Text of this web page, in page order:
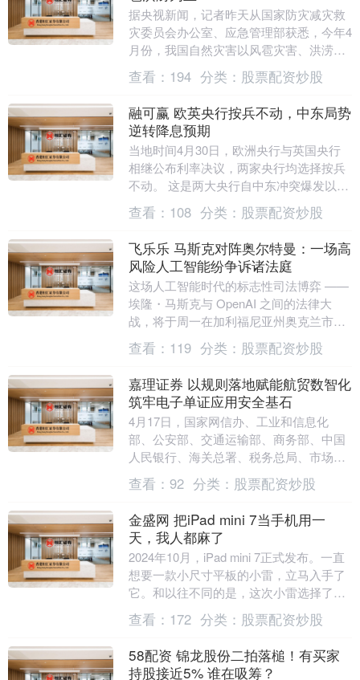
据央视新闻，记者昨天从国家防灾减灾救
灾委员会办公室、应急管理部获悉，今年4
月份，我国自然灾害以风雹灾害、洪涝灾
害为主，各种自然灾害共造成全国305.35
万人次不....
查看： 194 分类： 股票配资炒股
融可赢 欧英央行按兵不动，中东局势
逆转降息预期
当地时间4月30日，欧洲央行与英国央行
相继公布利率决议，两家央行均选择按兵
不动。 这是两大央行自中东冲突爆发以来
第二次按兵不动。在能源价格持续高企、
经济增长压力....
查看： 108 分类： 股票配资炒股
飞乐乐 马斯克对阵奥尔特曼：一场高
风险人工智能纷争诉诸法庭
这场人工智能时代的标志性司法博弈 ——
埃隆・马斯克与 OpenAI 之间的法律大
战，将于周一在加利福尼亚州奥克兰市法
院正式开庭审理。 但尽管外界大多聚焦于
O....
查看： 119 分类： 股票配资炒股
嘉理证券 以规则落地赋能航贸数智化
筑牢电子单证应用安全基石
4月17日，国家网信办、工业和信息化
部、公安部、交通运输部、商务部、中国
人民银行、海关总署、税务总局、市场监
管总局、金融监管总局等十部门联合公布
《促进和规范电子....
查看： 92 分类： 股票配资炒股
金盛网 把iPad mini 7当手机用一
天，我人都麻了
2024年10月，iPad mini 7正式发布。一直
想要一款小尺寸平板的小雷，立马入手了
它。和以往不同的是，这次小雷选择了加
钱上蜂窝版，主要是想获得随时随地不....
查看： 172 分类： 股票配资炒股
58配资 锦龙股份二拍落槌！有买家
持股接近5% 谁在吸筹？